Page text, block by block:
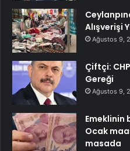
Alışverişi
Ağustos 9,
Çiftçi:
Gereği
Ağustos 9,
Emeklinin
Ocak
masada